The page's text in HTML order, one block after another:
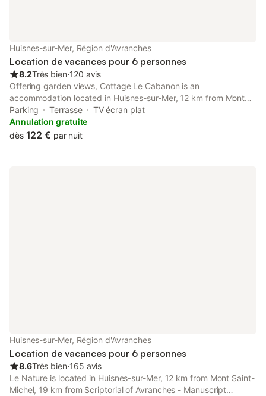
Huisnes-sur-Mer, Région d'Avranches
Location de vacances pour 6 personnes
8.2Très bien⋅120 avis
Offering garden views, Cottage Le Cabanon is an
accommodation located in Huisnes-sur-Mer, 12 km from Mont
Saint-Michel and 19 km from Scriptorial of Avranches -
Manuscript Museum of Mont Saint-Michel.
Parking Terrasse
TV écran plat
Annulation gratuite
dès 122 € par nuit
Huisnes-sur-Mer, Région d'Avranches
Location de vacances pour 6 personnes
8.6Très bien⋅165 avis
Le Nature is located in Huisnes-sur-Mer, 12 km from Mont Saint-
Michel, 19 km from Scriptorial of Avranches - Manuscript